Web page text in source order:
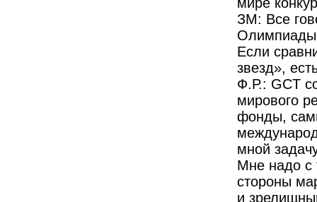
ЗМ: Все
Олимпиады,
Если
звезд»,
Ф.Р.: GCT
мирового
фонды,
мной
Мне надо с
стороны
и